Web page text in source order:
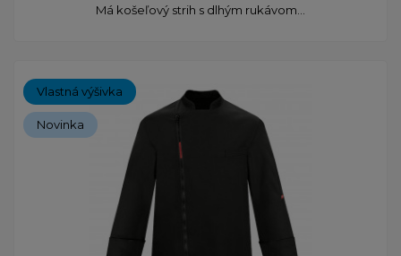
Má košeľový strih s dlhým rukávom...
Vlastná výšivka
Novinka